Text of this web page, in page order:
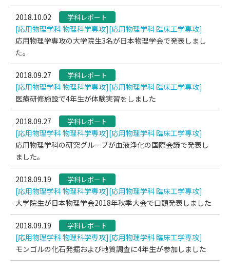
2018.10.02 学科レポート
[応用物理学科 物理科学専攻][応用物理学科 臨床工学専攻]
応用物理学専攻の大学院生3名が日本物理学会で発表しまし
た。
2018.09.27 学科レポート
[応用物理学科 物理科学専攻][応用物理学科 臨床工学専攻]
医療研修施設で4年生が体験実習をしました
2018.09.27 学科レポート
[応用物理学科 物理科学専攻][応用物理学科 臨床工学専攻]
応用物理学科の研究グループが血液浄化の国際会議で発表し
ました。
2018.09.19 学科レポート
[応用物理学科 物理科学専攻][応用物理学科 臨床工学専攻]
大学院生が日本物理学会2018年秋季大会で口頭発表しました
2018.09.19 学科レポート
[応用物理学科 物理科学専攻][応用物理学科 臨床工学専攻]
モンゴルの化石発掘および地質調査に4年生が参加しました